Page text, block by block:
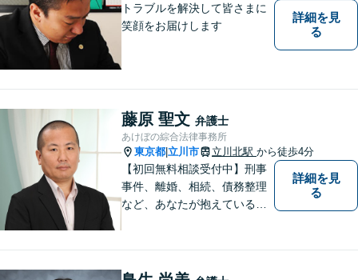
トラブルを解決して皆さまに
笑顔をお届けします
詳細を見
る
藤原 聖文 弁護士
あけぼの綜合法律事務所
東京都 立川市 立川北駅 から徒歩4分
【初回無料相談受付中】刑事
事件、離婚、相続、債務整理
など、あなたが抱えている問
詳細を見
る